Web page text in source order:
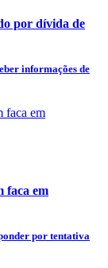
por dívida de
informações de
faca em
por tentativa